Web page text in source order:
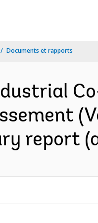
Documents et rapports
report